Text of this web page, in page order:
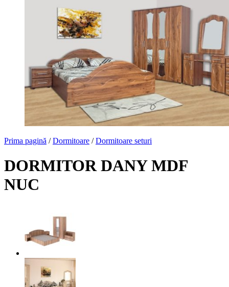
Prima pagină / Dormitoare / Dormitoare seturi
DORMITOR DANY MDF
NUC